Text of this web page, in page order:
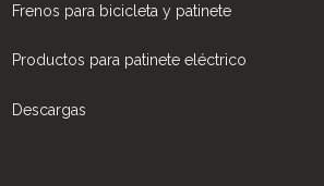
Frenos para bicicleta y patinete
Productos para patinete eléctrico
Descargas